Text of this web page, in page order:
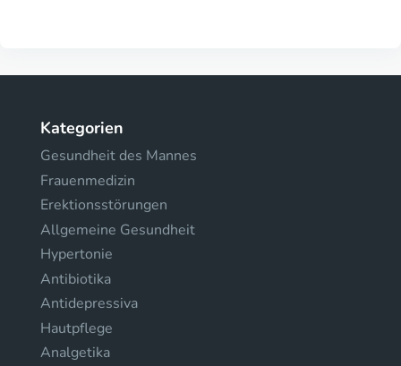
Kategorien
Gesundheit des Mannes
Frauenmedizin
Erektionsstörungen
Allgemeine Gesundheit
Hypertonie
Antibiotika
Antidepressiva
Hautpflege
Analgetika